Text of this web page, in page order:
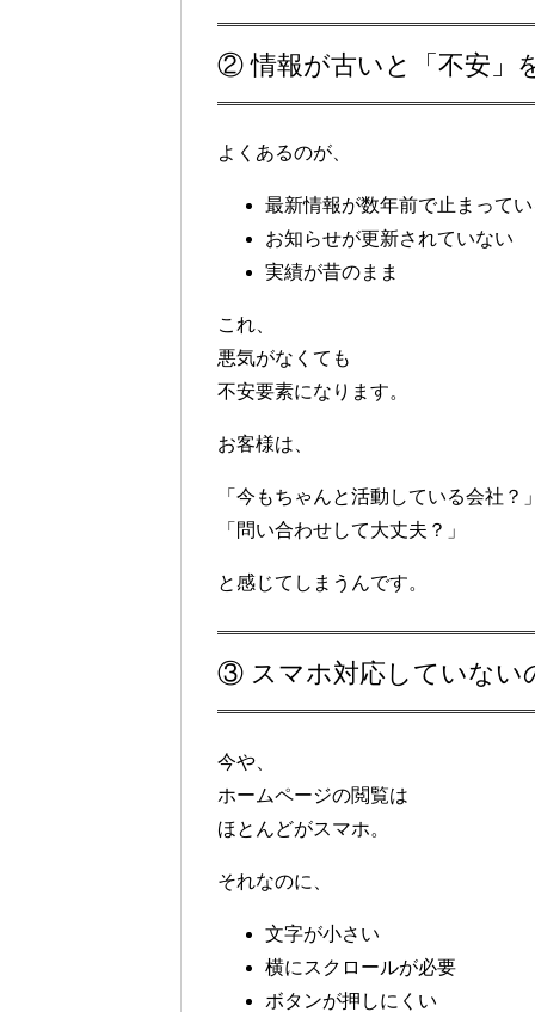
② 情報が古いと「不安」
よくあるのが、
最新情報が数年前で止まってい
お知らせが更新されていない
実績が昔のまま
これ、
悪気がなくても
不安要素になります。
お客様は、
「今もちゃんと活動している会社？」
「問い合わせして大丈夫？」
と感じてしまうんです。
③ スマホ対応していない
今や、
ホームページの閲覧は
ほとんどがスマホ。
それなのに、
文字が小さい
横にスクロールが必要
ボタンが押しにくい